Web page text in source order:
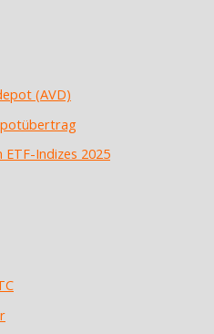
(AVD)
Indizes 2025